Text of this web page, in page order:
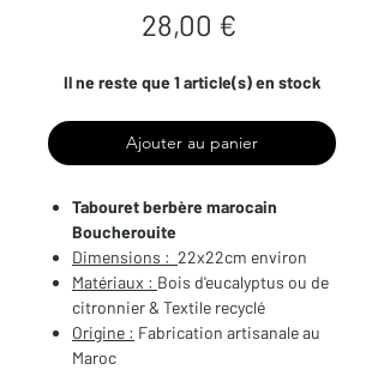
28,00 €
Il ne reste que 1 article(s) en stock
Ajouter au panier
Tabouret berbère marocain
Boucherouite
Dimensions : 22x22cm environ
Matériaux : Bois d'eucalyptus ou de
citronnier & Textile recyclé
Origine : Fabrication artisanale au
Maroc